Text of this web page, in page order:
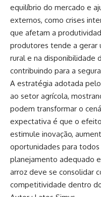
equilíbrio do mercado e
externos, como crises
que afetam a
produtores tende a gerar
rural e na disponibilidade
contribuindo para a
A estratégia adotada
ao setor agrícola,
podem transformar o
expectativa é que o
estimule inovação,
oportunidades para
planejamento adequado
arroz deve se consolidar
competitividade dentro